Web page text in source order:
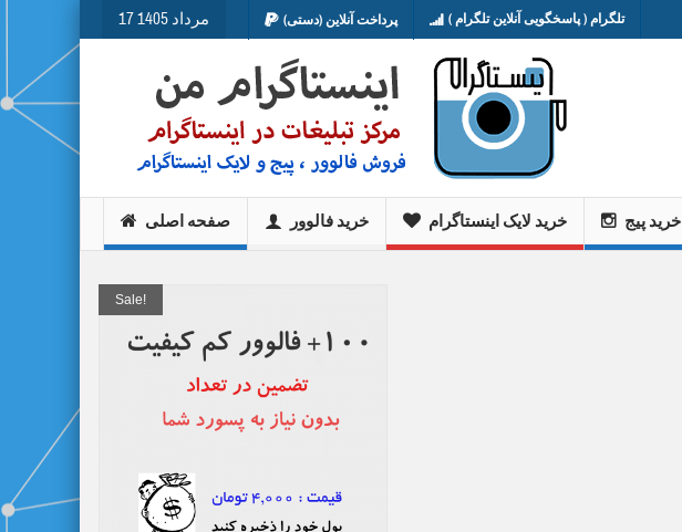
17 مرداد 1405 پرداخت آنلاین (دستی) تلگرام ( پاسخگویی آنلاین تلگرام )
صفحه اصلی خرید فالوور خرید لایک اینستاگرام خرید پیج
Sale!